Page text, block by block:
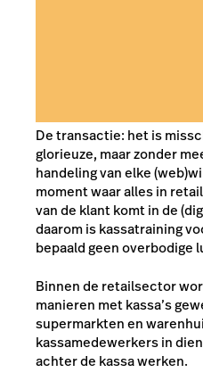
De transactie: het is
glorieuze, maar zonder
handeling van elke
moment waar alles in
van de klant komt in de
daarom is kassatraining
bepaald geen overbodige
Binnen de retailsector
manieren met kassa’s
supermarkten en
kassamedewerkers in
achter de kassa werken.